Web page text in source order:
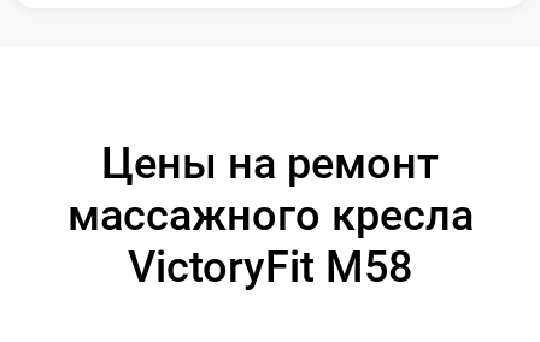
Цены на ремонт
массажного кресла
VictoryFit M58